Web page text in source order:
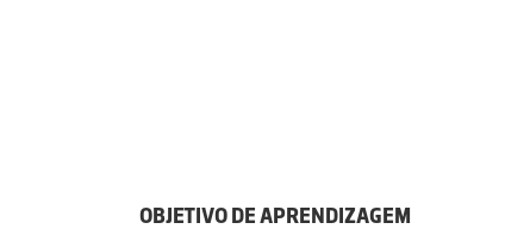
OBJETIVO DE APRENDIZAGEM